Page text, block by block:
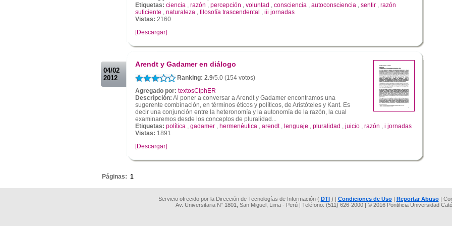
Etiquetas: ciencia , razón , percepción , voluntad , consciencia , autoconsciencia , sentir , razón
suficiente , naturaleza , filosofía trascendental , iii jornadas
Vistas: 2160
[Descargar]
04/02
2012
Arendt y Gadamer en diálogo
Ranking: 2.9/5.0 (154 votos)
Agregado por: textosCIphER
Descripción: Al poner a conversar a Arendt y Gadamer encontramos una
sugerente combinación, en términos éticos y políticos, de Aristóteles y Kant. Es
decir una conjunción entre la heteronomía y la autonomía de la razón, la cual
examinaremos desde los conceptos de pluralidad...
Etiquetas: política , gadamer , hermenéutica , arendt, lenguaje , pluralidad , juicio , razón , i jornadas
Vistas: 1891
[Descargar]
Páginas: 1
Servicio ofrecido por la Dirección de Tecnologías de Información ( DTI) | Condiciones de Uso| Reportar Abuso|
Av. Universitaria N° 1801, San Miguel, Lima - Perú | Teléfono: (511) 626-2000 | © 2016 Pontificia Universidad